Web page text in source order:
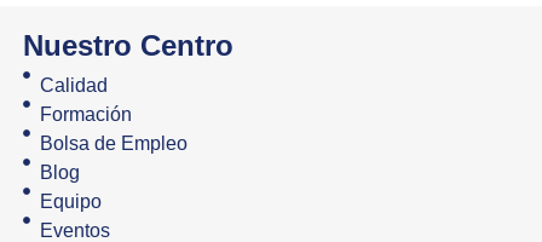
Nuestro Centro
Calidad
Formación
Bolsa de Empleo
Blog
Equipo
Eventos